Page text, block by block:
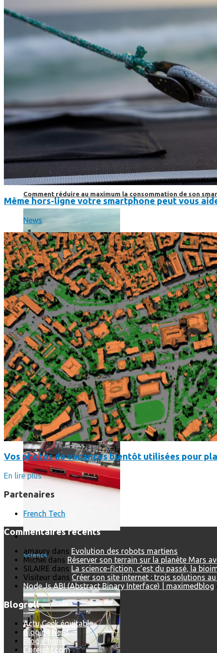
Même hors-ligne votre smartphone peut vous aider en
Comment réduire au maximum la consommation de son
Un boîtier imprimé en 3D va faire tourner Android sur votre
Science
Science
La science-fiction, c’est du passé, la bioimpression de peau
Même hors-ligne votre smartphone peut vous
News
Vos photos de vacances bientôt utilisées pour
En lire plus
Partenaires
French Tech
Commentaires récents
amaury dans Evolution des robots martiens
Micheldans Réserver son terrain sur la planète Mars
SILAIRE dans La science-fiction, c’est du passé, la
Visiteur dans Créer son site internet : trois solutions au
Node.Js ABI (Abstract Binary Interface) | maximedblog
Blogroll
Actu Geek équitable
Blog de Nerd
Blog iPhone
Coreight.com